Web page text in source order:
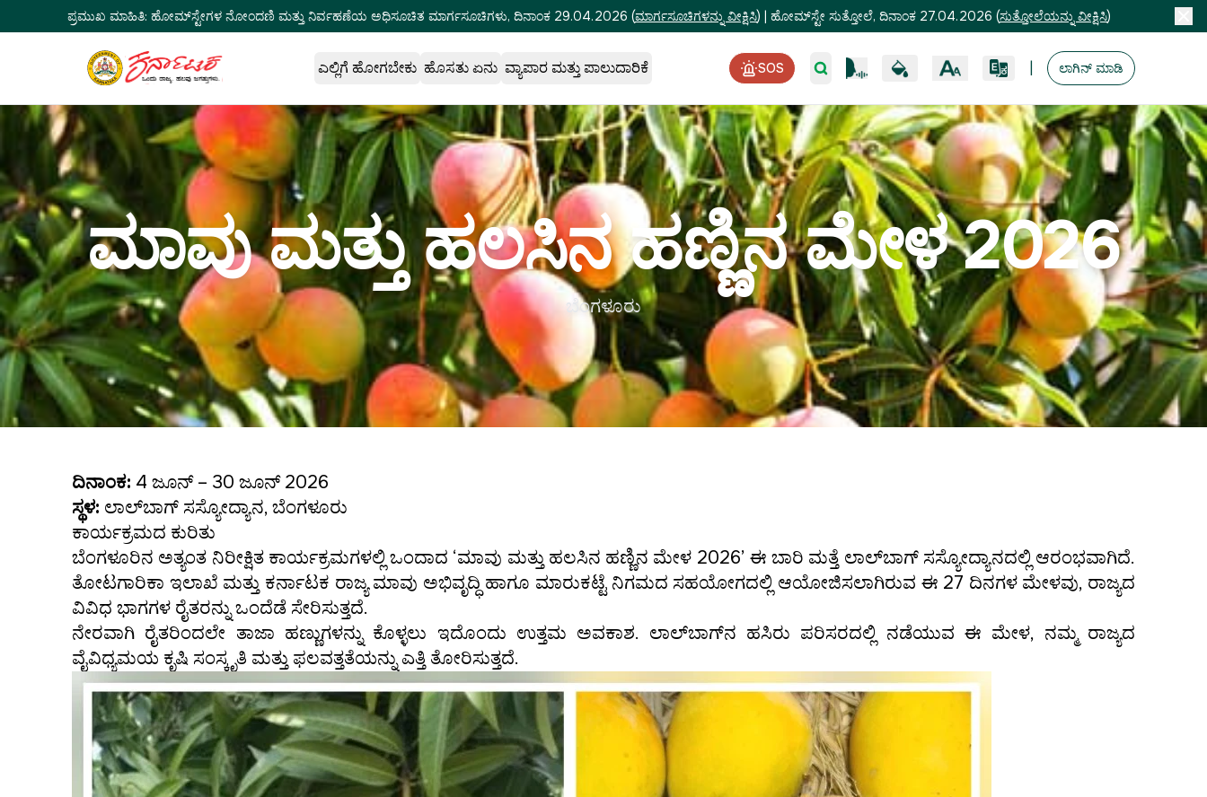
ಪ್ರಮುಖ ಮಾಹಿತಿ: ಹೋಮ್‌ಸ್ಟೇಗಳ ನೋಂದಣಿ ಮತ್ತು ನಿರ್ವಹಣೆಯ ಅಧಿಸೂಚಿತ ಮಾರ್ಗಸೂಚಿಗಳು, ದಿನಾಂಕ 29.04.2026 (ಮಾರ್ಗಸೂಚಿಗಳನ್ನು ವೀಕ್ಷಿಸಿ) | ಹೋಮ್‌ಸ್ಟೇ ಸುತ್ತೋಲೆ, ದಿನಾಂಕ 27.04.2026 (ಸುತ್ತೋಲೆಯನ್ನು ವೀಕ್ಷಿಸಿ)
ಎಲ್ಲಿಗೆ ಹೋಗಬೇಕು ಹೊಸತು ಏನು ವ್ಯಾಪಾರ ಮತ್ತು ಪಾಲುದಾರಿಕೆ SOS ಲಾಗಿನ್ ಮಾಡಿ
ಮಾವು ಮತ್ತು ಹಲಸಿನ ಹಣ್ಣಿನ ಮೇಳ 2026
ಬೆಂಗಳೂರು
ದಿನಾಂಕ: 4 ಜೂನ್ – 30 ಜೂನ್ 2026
ಸ್ಥಳ: ಲಾಲ್‌ಬಾಗ್ ಸಸ್ಯೋದ್ಯಾನ, ಬೆಂಗಳೂರು
ಕಾರ್ಯಕ್ರಮದ ಕುರಿತು
ಬೆಂಗಳೂರಿನ ಅತ್ಯಂತ ನಿರೀಕ್ಷಿತ ಕಾರ್ಯಕ್ರಮಗಳಲ್ಲಿ ಒಂದಾದ ‘ಮಾವು ಮತ್ತು ಹಲಸಿನ ಹಣ್ಣಿನ ಮೇಳ 2026’ ಈ ಬಾರಿ ಮತ್ತೆ ಲಾಲ್‌ಬಾಗ್ ಸಸ್ಯೋದ್ಯಾನದಲ್ಲಿ ಆರಂಭವಾಗಿದೆ.
ತೋಟಗಾರಿಕಾ ಇಲಾಖೆ ಮತ್ತು ಕರ್ನಾಟಕ ರಾಜ್ಯ ಮಾವು ಅಭಿವೃದ್ಧಿ ಹಾಗೂ ಮಾರುಕಟ್ಟೆ ನಿಗಮದ ಸಹಯೋಗದಲ್ಲಿ ಆಯೋಜಿಸಲಾಗಿರುವ ಈ 27 ದಿನಗಳ ಮೇಳವು, ರಾಜ್ಯದ
ವಿವಿಧ ಭಾಗಗಳ ರೈತರನ್ನು ಒಂದೆಡೆ ಸೇರಿಸುತ್ತದೆ.
ನೇರವಾಗಿ ರೈತರಿಂದಲೇ ತಾಜಾ ಹಣ್ಣುಗಳನ್ನು ಕೊಳ್ಳಲು ಇದೊಂದು ಉತ್ತಮ ಅವಕಾಶ. ಲಾಲ್‌ಬಾಗ್‌ನ ಹಸಿರು ಪರಿಸರದಲ್ಲಿ ನಡೆಯುವ ಈ ಮೇಳ, ನಮ್ಮ ರಾಜ್ಯದ
ವೈವಿಧ್ಯಮಯ ಕೃಷಿ ಸಂಸ್ಕೃತಿ ಮತ್ತು ಫಲವತ್ತತೆಯನ್ನು ಎತ್ತಿ ತೋರಿಸುತ್ತದೆ.